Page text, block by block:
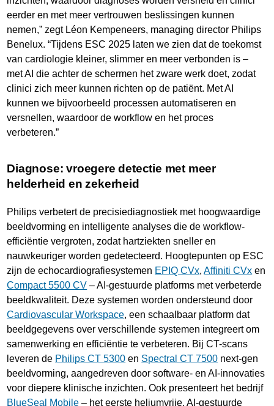
eerder en met meer vertrouwen beslissingen kunnen
nemen,” zegt Léon Kempeneers, managing director Philips
Benelux. “Tijdens ESC 2025 laten we zien dat de toekomst
van cardiologie kleiner, slimmer en meer verbonden is –
met AI die achter de schermen het zware werk doet, zodat
clinici zich meer kunnen richten op de patiënt. Met AI
kunnen we bijvoorbeeld processen automatiseren en
versnellen, waardoor de workflow en het proces
verbeteren.”
Diagnose: vroegere detectie met meer
helderheid en zekerheid
Philips verbetert de precisiediagnostiek met hoogwaardige
beeldvorming en intelligente analyses die de workflow-
efficiëntie vergroten, zodat hartziekten sneller en
nauwkeuriger worden gedetecteerd. Hoogtepunten op ESC
zijn de echocardiografiesystemen EPIQ CVx,Affiniti CVx en
Compact 5500 CV – AI-gestuurde platforms met verbeterde
beeldkwaliteit. Deze systemen worden ondersteund door
Cardiovascular Workspace, een schaalbaar platform dat
beeldgegevens over verschillende systemen integreert om
samenwerking en efficiëntie te verbeteren. Bij CT-scans
leveren de Philips CT 5300 en Spectral CT 7500 next-gen
beeldvorming, aangedreven door software- en AI-innovaties
voor diepere klinische inzichten. Ook presenteert het bedrijf
BlueSeal Mobile – het eerste heliumvrije, AI-gestuurde